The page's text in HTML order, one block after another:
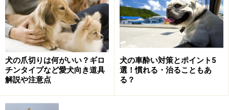
皮を取り除いて与えましょう
１：腸内環境を整えるお手伝い
バナナには、腸の善玉菌のエサとなるオリゴ糖が含まれ
ています。腸内環境をケアすることで、便の状態を整え
たり、アレルギー対策などが期待できます。
犬の爪切りは何がいい？ギロ
チンタイプなど愛犬向き道具
解説や注意点
犬の車酔い対策とポイント5
選！慣れる・治ることもあ
る？